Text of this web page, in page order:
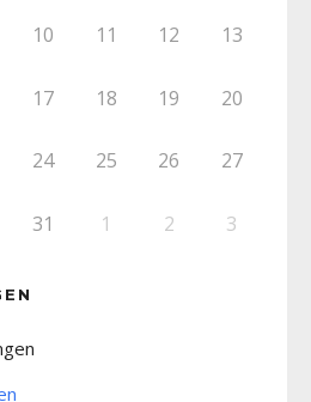
10 11 12 13
17 18 19 20
24 25 26 27
31 1 2 3